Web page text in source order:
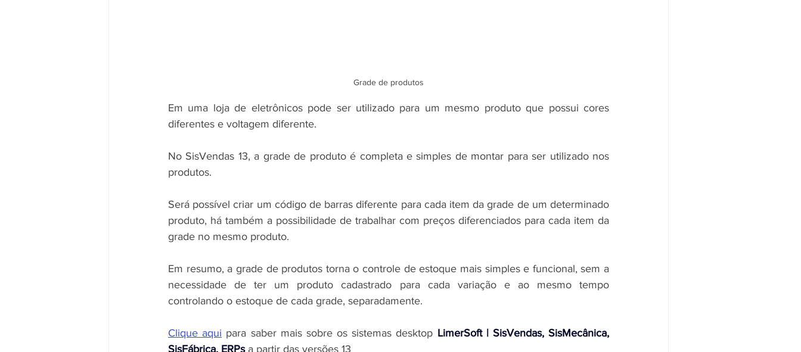
Grade de produtos
Em uma loja de eletrônicos pode ser utilizado para um mesmo produto que possui cores
diferentes e voltagem diferente.
No SisVendas 13, a grade de produto é completa e simples de montar para ser utilizado nos
produtos.
Será possível criar um código de barras diferente para cada item da grade de um determinado
produto, há também a possibilidade de trabalhar com preços diferenciados para cada item da
grade no mesmo produto.
Em resumo, a grade de produtos torna o controle de estoque mais simples e funcional, sem a
necessidade de ter um produto cadastrado para cada variação e ao mesmo tempo
controlando o estoque de cada grade, separadamente.
Clique aqui para saber mais sobre os sistemas desktop LimerSoft | SisVendas, SisMecânica,
SisFábrica, ERPs a partir das versões 13